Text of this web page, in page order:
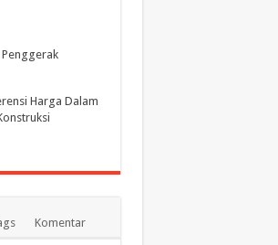
Harga Dalam
Komentar